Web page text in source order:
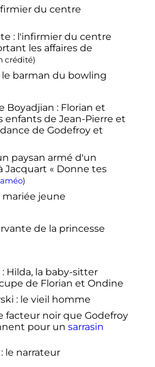
du centre
: l'infirmier du centre
les affaires de
crédité)
barman du bowling
Boyadjian : Florian et
enfants de Jean-Pierre et
de Godefroy et
Jacquart « Donne tes
)
mariée jeune
de la princesse
Hilda, la baby-sitter
de Florian et Ondine
: le vieil homme
facteur noir que Godefroy
pour un sarrasin
: le narrateur